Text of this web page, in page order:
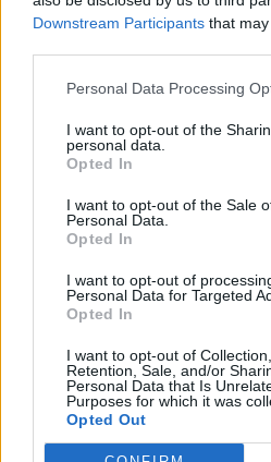
Downstream Participants that
Personal Data Processing
I want to opt-out of the
personal data.
Opted In
I want to opt-out of the Sale
Personal Data.
Opted In
I want to opt-out of
Personal Data for Targeted
Opted In
I want to opt-out of
Retention, Sale, and/or
Personal Data that Is
Purposes for which it was
Opted Out
VAI ALLA
Il materiale (testo, foto e video) consultabile in
Alcune foto (screenshot) ed articoli presenti su
giunti da internet, in quanto arrivati alla nostra
comunicati stampa con immagini e testi allegati
quindi valutati di pubblico dominio. Se i soggetti
contrario alla pubblicazione, non avranno che